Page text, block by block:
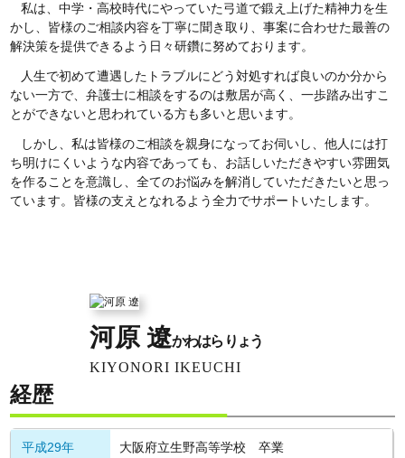
私は、中学・高校時代にやっていた弓道で鍛え上げた精神力を生
かし、皆様のご相談内容を丁寧に聞き取り、事案に合わせた最善の
解決策を提供できるよう日々研鑽に努めております。
人生で初めて遭遇したトラブルにどう対処すれば良いのか分から
ない一方で、弁護士に相談をするのは敷居が高く、一歩踏み出すこ
とができないと思われている方も多いと思います。
しかし、私は皆様のご相談を親身になってお伺いし、他人には打
ち明けにくいような内容であっても、お話しいただきやすい雰囲気
を作ることを意識し、全てのお悩みを解消していただきたいと思っ
ています。皆様の支えとなれるよう全力でサポートいたします。
河原 遼かわはら りょう
KIYONORI IKEUCHI
経歴
平成29年 大阪府立生野高等学校 卒業